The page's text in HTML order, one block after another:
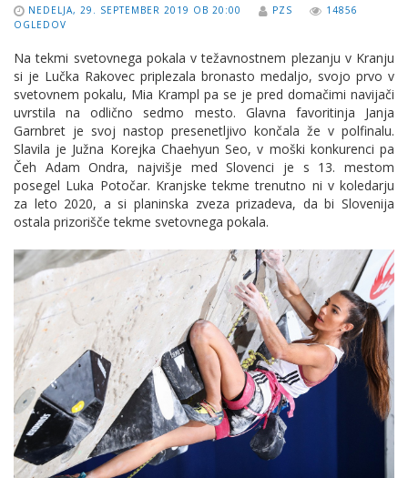
NEDELJA, 29. SEPTEMBER 2019 OB 20:00 PZS
14856
OGLEDOV
Na tekmi svetovnega pokala v težavnostnem plezanju v Kranju
si je Lučka Rakovec priplezala bronasto medaljo, svojo prvo v
svetovnem pokalu, Mia Krampl pa se je pred domačimi navijači
uvrstila na odlično sedmo mesto. Glavna favoritinja Janja
Garnbret je svoj nastop presenetljivo končala že v polfinalu.
Slavila je Južna Korejka Chaehyun Seo, v moški konkurenci pa
Čeh Adam Ondra, najvišje med Slovenci je s 13. mestom
posegel Luka Potočar. Kranjske tekme trenutno ni v koledarju
za leto 2020, a si planinska zveza prizadeva, da bi Slovenija
ostala prizorišče tekme svetovnega pokala.